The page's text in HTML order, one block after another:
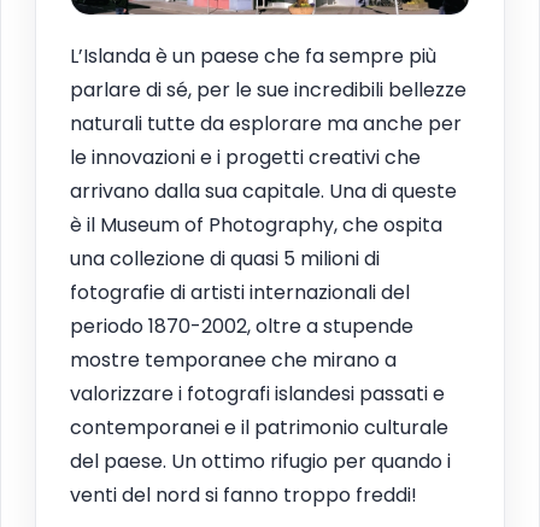
L’Islanda è un paese che fa sempre più
parlare di sé, per le sue incredibili bellezze
naturali tutte da esplorare ma anche per
le innovazioni e i progetti creativi che
arrivano dalla sua capitale. Una di queste
è il Museum of Photography, che ospita
una collezione di quasi 5 milioni di
fotografie di artisti internazionali del
periodo 1870-2002, oltre a stupende
mostre temporanee che mirano a
valorizzare i fotografi islandesi passati e
contemporanei e il patrimonio culturale
del paese. Un ottimo rifugio per quando i
venti del nord si fanno troppo freddi!